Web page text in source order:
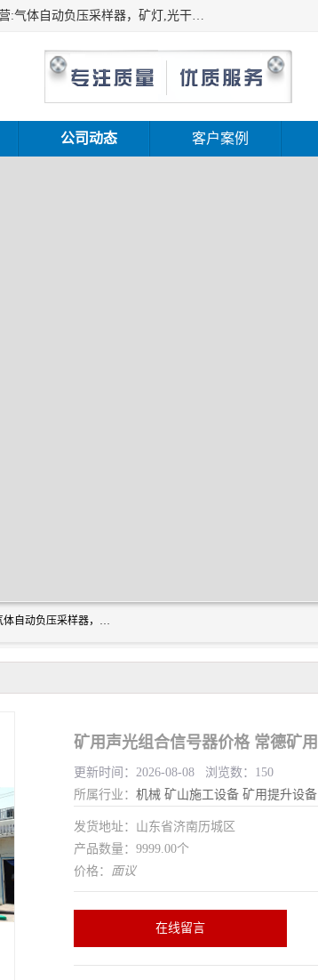
山东振达工矿设备有限公司是集科研开发、生产加工、电子商务为一体的技术型企业,公司主营:气体自动负压采样器，矿灯,光干涉甲烷测定器及其校验仪,甲烷报警仪及其校验装置,甲烷传感器校验装置,粉尘校验装置,煤尘爆炸校验装置,高压水表,三点测径规,圆型规,钢规磨耗仪,第四种检查器,内距尺,轮径尺,样板等铁路配件仪表,矿用设备等产品.
公司动态 客户案例
山东振达工矿设备有限公司是集科研开发、生产加工、电子商务为一体的技术型企业,公司主营:气体自动负压采样器，矿灯,光干涉甲烷测定器及其校验仪,甲烷报警仪及其校验装置,甲烷传感器校验装置,粉尘校验装置,煤尘爆炸校验装置,高压水表,三点测径规,圆型规,钢规磨耗仪,第四种检查器,内距尺,轮径尺,样板等铁路配件仪表,矿用设备等产品.
更新时间：2026-08-08 浏览数：150
所属行业： 机械 矿山施工设备 矿用提升设备
发货地址：山东省济南历城区
产品数量：9999.00个
价格： 面议
在线留言